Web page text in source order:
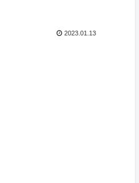
2023.01.13